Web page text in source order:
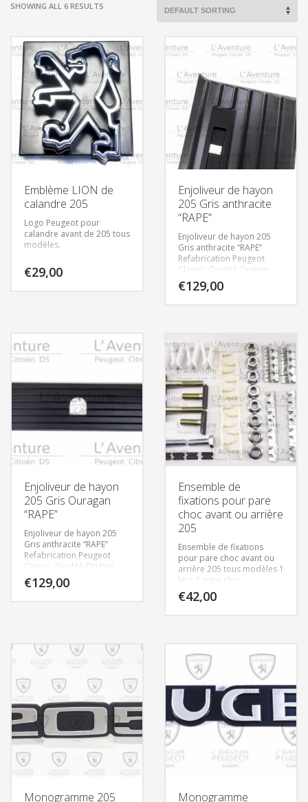
SHOWING ALL 6 RESULTS
Emblème LION de
calandre 205
Logo Peugeot pour
calandre avant de 205 tous
modèles.
€29,00
Enjoliveur de hayon
205 Gris anthracite
“RAPE”
Enjoliveur de hayon 205
Gris anthracite “RAPE”
Refabrication Peugeot
Classic. Qualité Origine
€129,00
Enjoliveur de hayon
205 Gris Ouragan
“RAPE”
Enjoliveur de hayon 205
Gris anthracite “RAPE”
Refabrication Peugeot
Classic. Qualité Origine
€129,00
Ensemble de
fixations pour pare
choc avant ou arrière
205
Ensemble de fixations
pour pare choc avant ou
arrière 205 tous modèles 1
kit = 1 pare choc
€42,00
Monogramme 205
Monogramme